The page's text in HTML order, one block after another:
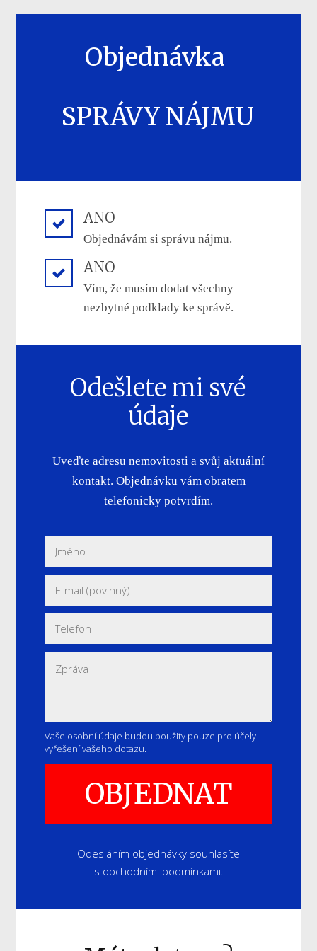
Objednávka
SPRÁVY NÁJMU
ANO
Objednávám si správu nájmu.
ANO
Vím, že musím dodat všechny
nezbytné podklady ke správě.
Odešlete mi své
údaje
Uveďte adresu nemovitosti a svůj aktuální
kontakt. Objednávku vám obratem
telefonicky potvrdím.
Vaše osobní údaje budou použity pouze pro účely
vyřešení vašeho dotazu.
OBJEDNAT
Odesláním objednávky souhlasíte
s obchodními podmínkami.